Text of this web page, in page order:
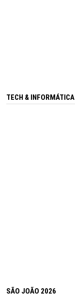
TECH & INFORMÁTICA
SÃO JOÃO 2026